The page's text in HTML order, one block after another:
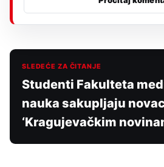
SLEDEĆE ZA ČITANJE
Studenti Fakulteta
nauka sakupljaju
‘Kragujevačkim